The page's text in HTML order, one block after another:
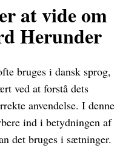
at vide om
Herunder
bruges i dansk sprog,
ved at forstå dets
anvendelse. I denne
ind i betydningen af
det bruges i sætninger.